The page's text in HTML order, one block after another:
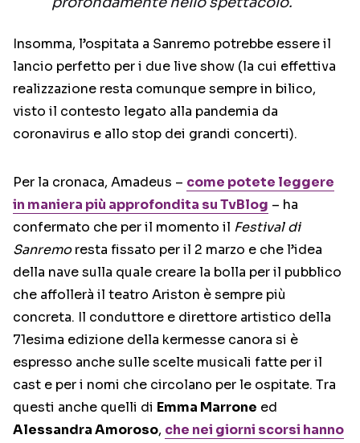
Insomma, l’ospitata a Sanremo potrebbe essere il
lancio perfetto per i due live show (la cui effettiva
realizzazione resta comunque sempre in bilico,
visto il contesto legato alla pandemia da
coronavirus e allo stop dei grandi concerti).
Per la cronaca, Amadeus – come potete leggere
in maniera più approfondita su TvBlog – ha
confermato che per il momento il Festival di
Sanremoresta fissato per il 2 marzo e che l’idea
della nave sulla quale creare la bolla per il pubblico
che affollerà il teatro Ariston è sempre più
concreta. Il conduttore e direttore artistico della
71esima edizione della kermesse canora si è
espresso anche sulle scelte musicali fatte per il
cast e per i nomi che circolano per le ospitate. Tra
questi anche quelli di Emma Marrone ed
Alessandra Amoroso, che nei giorni scorsi hanno